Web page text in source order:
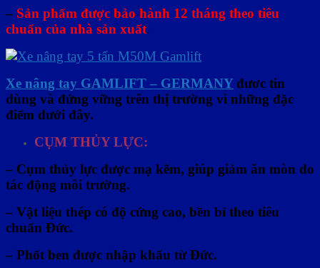
– Sản phẩm được bảo hành 12 tháng theo tiêu
chuẩn của nhà sản xuất.
Xe nâng tay GAMLIFT – GERMANYđươc tin
dùng và đứng vững trên thị trường vì những đặc
điểm dưới đây.
CỤM THỦY LỰC:
– Cụm thủy lực được mạ kẽm, giúp giảm ăn mòn do
tác động môi trường.
– Vật liệu thép có độ cứng cao, bền bỉ theo tiêu
chuẩn Đức.
– Phốt ben được nhập khẩu từ Đức.